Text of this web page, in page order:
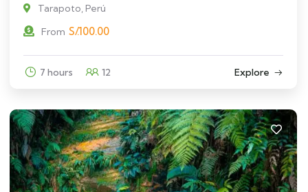
Tarapoto, Perú
From S/.100.00
7 hours 12 Explore